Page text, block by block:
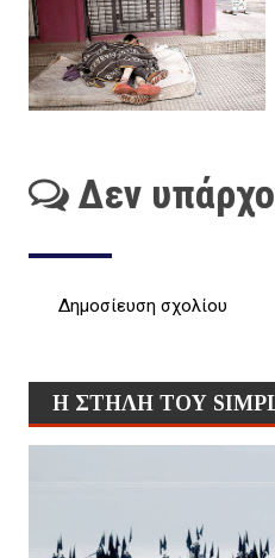
Δεν
Δημοσίευση σχολίου
Η ΣΤΗΛΗ ΤΟΥ